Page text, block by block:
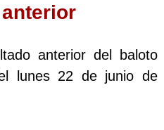
anterior del baloto
lunes 22 de junio de